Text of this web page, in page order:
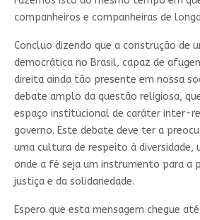
companheiros e companheiras de
Concluo dizendo que a construção de
democrática no Brasil, capaz de
direita ainda tão presente em nossa
debate amplo da questão religiosa,
espaço institucional de caráter inter-
governo. Este debate deve ter a
uma cultura de respeito à diversidade,
onde a fé seja um instrumento para a
justiça e da solidariedade.
Espero que esta mensagem chegue